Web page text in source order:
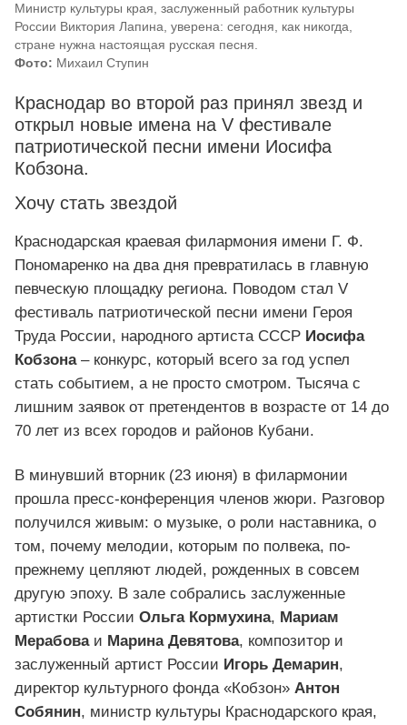
Министр культуры края, заслуженный работник культуры
России Виктория Лапина, уверена: сегодня, как никогда,
стране нужна настоящая русская песня.
Фото: Михаил Ступин
Краснодар во второй раз принял звезд и
открыл новые имена на V фестивале
патриотической песни имени Иосифа
Кобзона.
Хочу стать звездой
Краснодарская краевая филармония имени Г. Ф.
Пономаренко на два дня превратилась в главную
певческую площадку региона. Поводом стал V
фестиваль патриотической песни имени Героя
Труда России, народного артиста СССР Иосифа
Кобзона– конкурс, который всего за год успел
стать событием, а не просто смотром. Тысяча с
лишним заявок от претендентов в возрасте от 14 до
70 лет из всех городов и районов Кубани.
В минувший вторник (23 июня) в филармонии
прошла пресс-конференция членов жюри. Разговор
получился живым: о музыке, о роли наставника, о
том, почему мелодии, которым по полвека, по-
прежнему цепляют людей, рожденных в совсем
другую эпоху. В зале собрались заслуженные
артистки России Ольга Кормухина, Мариам
Мерабоваи Марина Девятова, композитор и
заслуженный артист России Игорь Демарин,
директор культурного фонда «Кобзон» Антон
Собянин, министр культуры Краснодарского края,